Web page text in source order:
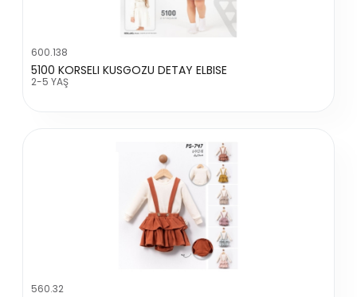
600.138
5100 KORSELI KUSGOZU DETAY ELBISE
2-5 YAŞ
560.32